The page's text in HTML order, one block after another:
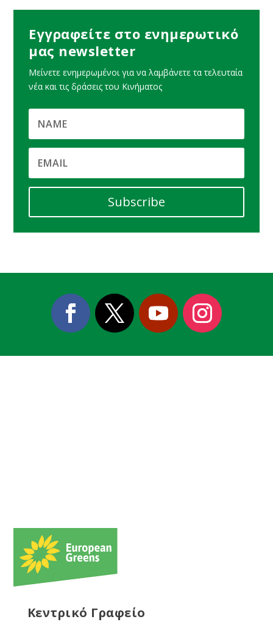
Εγγραφείτε στο ενημερωτικό
μας newsletter
Μείνετε ενημερωμένοι για να λαμβάνετε τα τελευταία
νέα και τις δράσεις του Κινήματος
Subscribe
Κεντρικό Γραφείο